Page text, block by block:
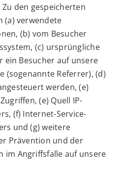
den gespeicherten
(a) verwendete
(b) vom Besucher
(c) ursprüngliche
ein Besucher auf unsere
(sogenannte Referrer), (d)
werden, (e)
(e) Quell IP-
(f) Internet-Service-
und (g) weitere
Prävention und der
im Angriffsfalle auf unsere